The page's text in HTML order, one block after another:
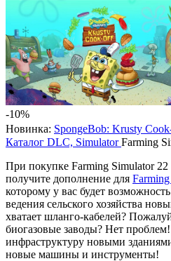
-10%
Новинка: SpongeBob: Krusty
Каталог DLC, Simulator Farming
При покупке Farming Simulator 22
получите дополнение для
которому у вас будет
ведения сельского хозяйства
хватает шланго-кабелей?
биогазовые заводы? Нет
инфраструктуру новыми
новые машины и инструменты!